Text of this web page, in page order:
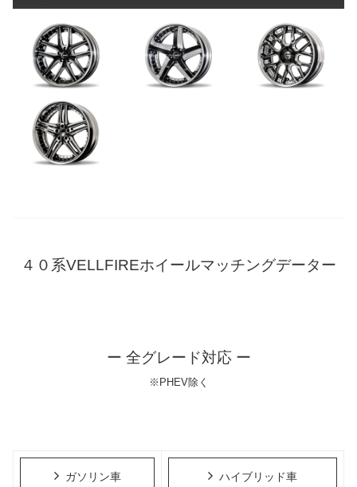
４０系VELLFIREホイールマッチングデーター
ー 全グレード対応 ー
※PHEV除く
ガソリン車 ハイブリッド車